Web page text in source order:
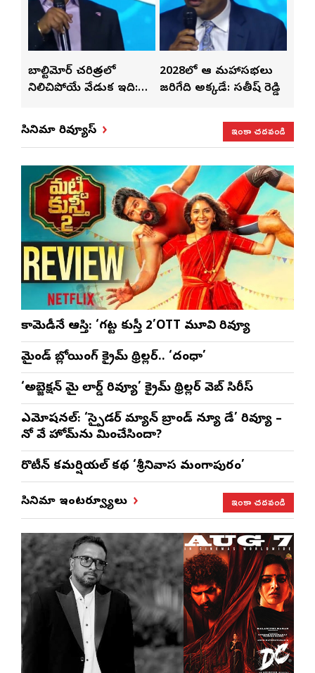
బాల్టిమోర్ చరిత్రలో
నిలిచిపోయే వేడుక ఇది:
2028లో ఆటా మహాసభలు
జరిగేది అక్కడే: సతీష్ రెడ్డి
సినిమా రివ్యూస్ ఇంకా చదవండి
కామెడీనే ఆస్తి: ‘గట్ట కుస్తీ 2’OTT మూవి రివ్యూ
మైండ్ బ్లోయింగ్ క్రైమ్ థ్రిల్లర్.. ‘దంధా’
‘అబ్జెక్ష‌న్ మై లార్డ్ రివ్యూ’ క్రైమ్ థ్రిల్ల‌ర్ వెబ్ సిరీస్
ఎమోష‌న‌ల్‌: ‘స్పైడర్ మ్యాన్ బ్రాండ్ న్యూ డే’ రివ్యూ –
నో వే హోమ్‌ను మించేసిందా?
రొటీన్‌ కమర్షియల్‌ కథ ‘శ్రీనివాస మంగాపురం’
సినిమా ఇంటర్వ్యూలు ఇంకా చదవండి